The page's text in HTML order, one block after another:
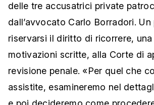
delle tre accusatrici private
dall’avvocato Carlo Borradori. Un
riservarsi il diritto di ricorrere,
motivazioni scritte, alla Corte di
revisione penale. «Per quel che
assistite, esamineremo nel